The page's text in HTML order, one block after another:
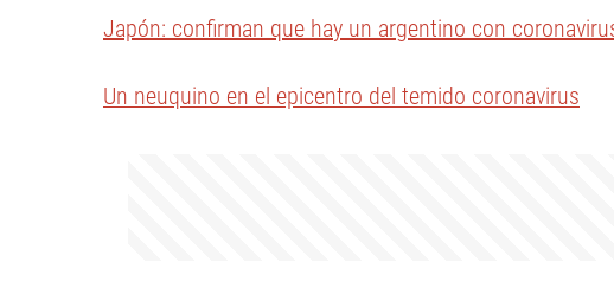
Japón: confirman que hay un argentino con
Un neuquino en el epicentro del temido coronavirus